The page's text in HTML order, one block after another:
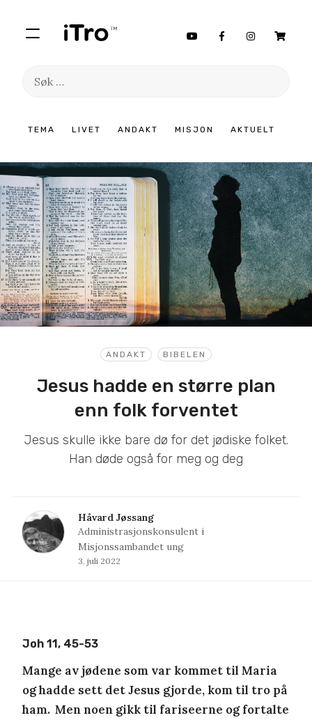
TEMA LIVET ANDAKT MISJON AKTUELT
Søk
innhold
ANDAKT BIBELEN
Jesus hadde en større plan
enn folk forventet
Jesus skulle ikke bare dø for det jødiske folket.
Han døde også for meg og deg
Håvard Jøssang
Administrasjonskonsulent i
Misjonssambandet ung
3. juli 2022
Joh 11, 45-53
Mange av jødene som var kommet til Maria
og hadde sett det Jesus gjorde, kom til tro på
ham. Men noen gikk til fariseerne og fortalte